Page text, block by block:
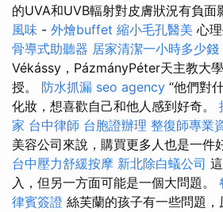
的UVA和UVB輻射對皮膚狀況有負面
風味 - 外燴buffet 縮小毛孔醫美 心
骨導式助聽器 居家清潔一小時多少錢
Vékássy，PázmányPéter天主教大
授。 防水抓漏 seo agency “他們對
化妝，想喜歡自己和他人感到好奇。
家 台中律師 台胞證辦理 整復師專業
美容公司來說，購買更多人也是一件
台中壓力舒緩按摩 新北除白蟻公司
入，但另一方面可能是一個大問題。
律賓簽證 絲芙蘭的孩子有一些問題